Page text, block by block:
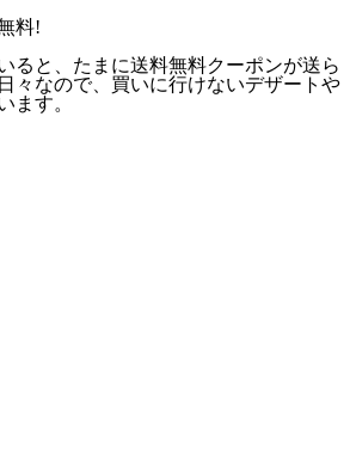
料!
ると、たまに送料無料クーポンが送ら
々なので、買いに行けないデザートや
ます。